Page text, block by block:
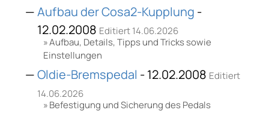
Aufbau der Cosa2-Kupplung -
12.02.2008 Editiert 14.06.2026
Aufbau, Details, Tipps und Tricks sowie
Einstellungen
Oldie-Bremspedal - 12.02.2008 Editiert
14.06.2026
Befestigung und Sicherung des Pedals